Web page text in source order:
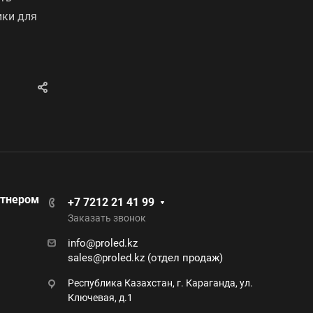
для
+7 7212 21 41 99
Заказать звонок
info@proled.kz
sales@proled.kz (отдел продаж)
Республика Казахстан, г. Караганда, ул.
Ключевая, д.1